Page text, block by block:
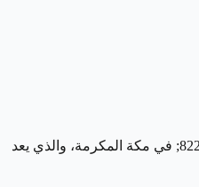
أعلنت &#8220;مجموعة جميرا&#8220;، الشركة الرائدة في إدارة الفنادق الفاخرة والتابعة لدبي القابضة، عن تعيين رضوان شيخ مديراً عاماً لفندق &#8220;جبل عمر جميرا&#8221; في مكة المكرمة، والذي يعد